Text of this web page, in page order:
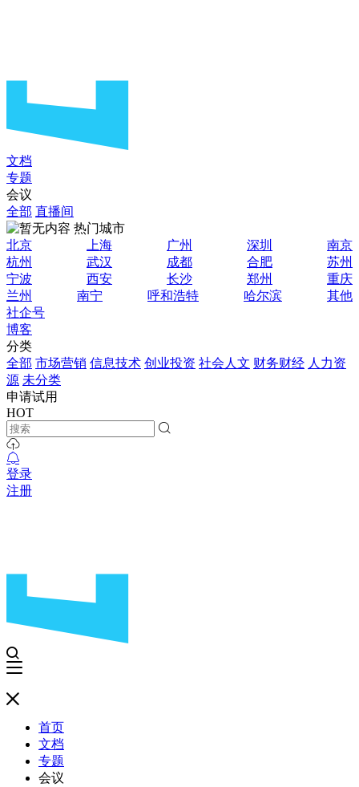
文档
专题
会议
全部 直播间
热门城市
北京
上海 广州 深圳
南京
杭州
武汉 成都 合肥
苏州
宁波
西安 长沙 郑州
重庆
兰州
南宁 呼和浩特 哈尔滨
其他
社企号
博客
分类
全部 市场营销 信息技术 创业投资 社会人文 财务财经 人力资
源 未分类
申请试用
HOT
登录
注册
首页
文档
专题
会议